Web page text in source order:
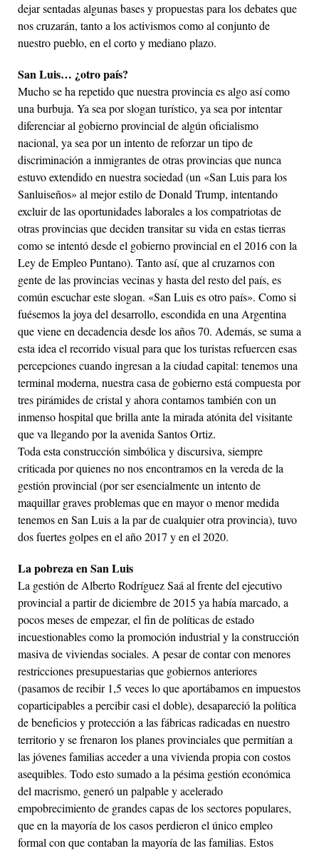
dejar sentadas algunas bases y propuestas para los debates que
nos cruzarán, tanto a los activismos como al conjunto de
nuestro pueblo, en el corto y mediano plazo.
San Luis… ¿otro país?
Mucho se ha repetido que nuestra provincia es algo así como
una burbuja. Ya sea por slogan turístico, ya sea por intentar
diferenciar al gobierno provincial de algún oficialismo
nacional, ya sea por un intento de reforzar un tipo de
discriminación a inmigrantes de otras provincias que nunca
estuvo extendido en nuestra sociedad (un «San Luis para los
Sanluiseños» al mejor estilo de Donald Trump, intentando
excluir de las oportunidades laborales a los compatriotas de
otras provincias que deciden transitar su vida en estas tierras
como se intentó desde el gobierno provincial en el 2016 con la
Ley de Empleo Puntano). Tanto así, que al cruzarnos con
gente de las provincias vecinas y hasta del resto del país, es
común escuchar este slogan. «San Luis es otro país». Como si
fuésemos la joya del desarrollo, escondida en una Argentina
que viene en decadencia desde los años 70. Además, se suma a
esta idea el recorrido visual para que los turistas refuercen esas
percepciones cuando ingresan a la ciudad capital: tenemos una
terminal moderna, nuestra casa de gobierno está compuesta por
tres pirámides de cristal y ahora contamos también con un
inmenso hospital que brilla ante la mirada atónita del visitante
que va llegando por la avenida Santos Ortiz.
Toda esta construcción simbólica y discursiva, siempre
criticada por quienes no nos encontramos en la vereda de la
gestión provincial (por ser esencialmente un intento de
maquillar graves problemas que en mayor o menor medida
tenemos en San Luis a la par de cualquier otra provincia), tuvo
dos fuertes golpes en el año 2017 y en el 2020.
La pobreza en San Luis
La gestión de Alberto Rodríguez Saá al frente del ejecutivo
provincial a partir de diciembre de 2015 ya había marcado, a
pocos meses de empezar, el fin de políticas de estado
incuestionables como la promoción industrial y la construcción
masiva de viviendas sociales. A pesar de contar con menores
restricciones presupuestarias que gobiernos anteriores
(pasamos de recibir 1,5 veces lo que aportábamos en impuestos
coparticipables a percibir casi el doble), desapareció la política
de beneficios y protección a las fábricas radicadas en nuestro
territorio y se frenaron los planes provinciales que permitían a
las jóvenes familias acceder a una vivienda propia con costos
asequibles. Todo esto sumado a la pésima gestión económica
del macrismo, generó un palpable y acelerado
empobrecimiento de grandes capas de los sectores populares,
que en la mayoría de los casos perdieron el único empleo
formal con que contaban la mayoría de las familias. Estos